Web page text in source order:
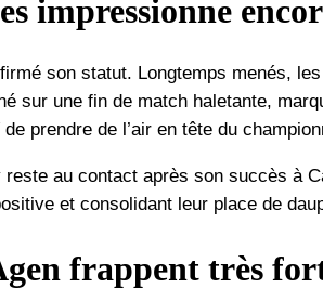
impressionne
son statut. Longtemps menés,
sur une fin de match haletante,
de prendre de l’air en tête du
reste au contact après son succès à
et consolidant leur place de
frappent très